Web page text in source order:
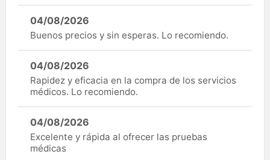
04/08/2026
Buenos precios y sin esperas. Lo recomiendo.
04/08/2026
Rapidez y eficacia en la compra de los servicios
médicos. Lo recomiendo.
04/08/2026
Excelente y rápida al ofrecer las pruebas
médicas